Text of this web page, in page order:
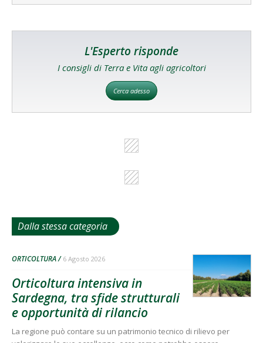
L'Esperto risponde
I consigli di Terra e Vita agli agricoltori
Cerca adesso
Dalla stessa categoria
ORTICOLTURA 6 Agosto 2026
Orticoltura intensiva in
Sardegna, tra sfide strutturali
e opportunità di rilancio
La regione può contare su un patrimonio tecnico di rilievo per